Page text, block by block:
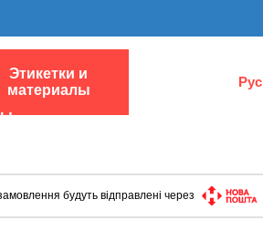
Этикетки и
материалы
Рус
будуть відправлені через